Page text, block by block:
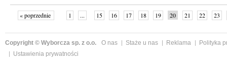
« poprzednie 1 ... 15 16 17 18 19 20 21 22
23
Copyright © Wyborcza sp. z o.o. O nas Staże u nas Reklama
Polityka
Ustawienia prywatności